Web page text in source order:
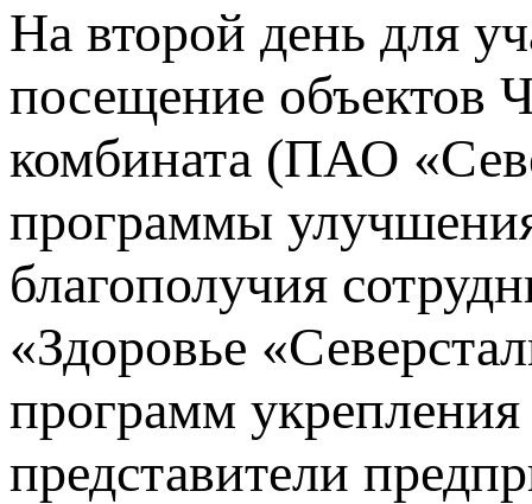
На второй день для
посещение объектов
комбината (ПАО
программы
благополучия
«Здоровье
программ
представители